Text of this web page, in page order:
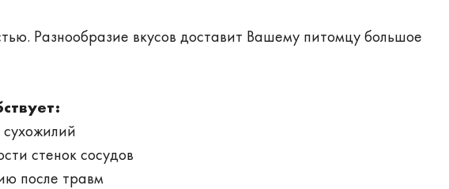
Разнообразие вкусов доставит Вашему питомцу большое
стенок сосудов
после травм